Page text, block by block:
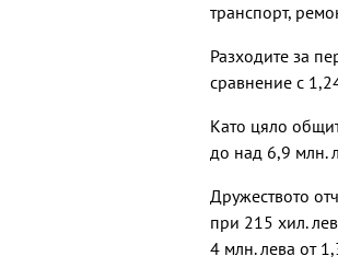
транспорт,
Разходите за
сравнение с
Като цяло
до над 6,9 млн.
Дружеството
при 215 хил.
4 млн. лева от